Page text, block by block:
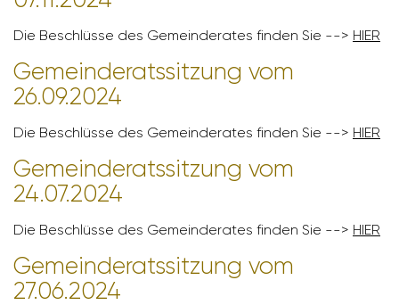
Die Beschlüsse des Gemein­de­rates finden Sie --> HIER
Gemein­de­rats­sit­zung vom
26.09.2024
Die Beschlüsse des Gemein­de­rates finden Sie --> HIER
Gemein­de­rats­sit­zung vom
24.07.2024
Die Beschlüsse des Gemein­de­rates finden Sie --> HIER
Gemein­de­rats­sit­zung vom
27.06.2024